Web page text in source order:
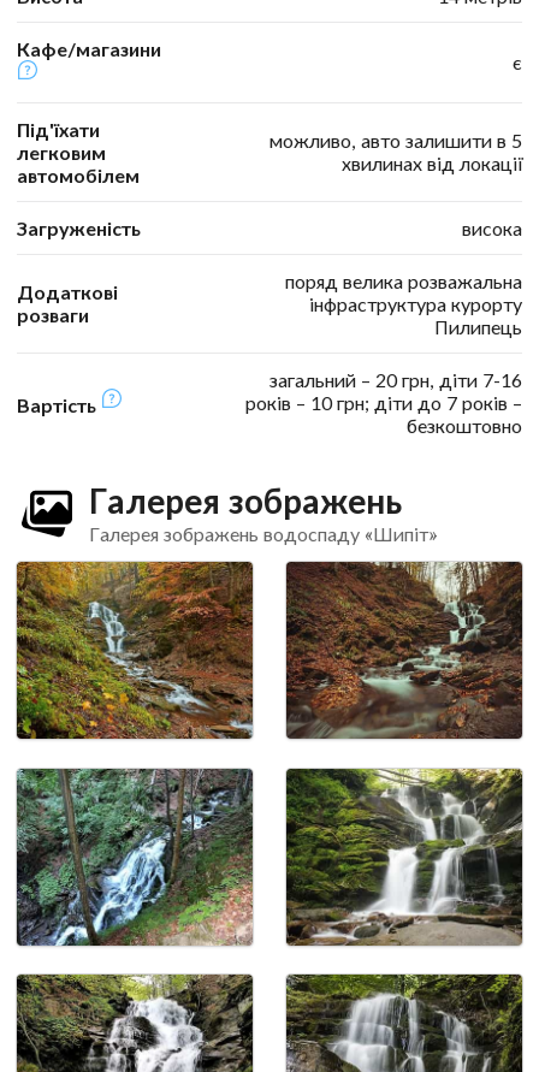
Кафе/магазини
є
Під'їхати
легковим
автомобілем
можливо, авто залишити в 5
хвилинах від локації
Загруженість висока
Додаткові
розваги
поряд велика розважальна
інфраструктура курорту
Пилипець
Вартість
загальний – 20 грн, діти 7-16
років – 10 грн; діти до 7 років –
безкоштовно
Галерея зображень
Галерея зображень водоспаду «Шипіт»